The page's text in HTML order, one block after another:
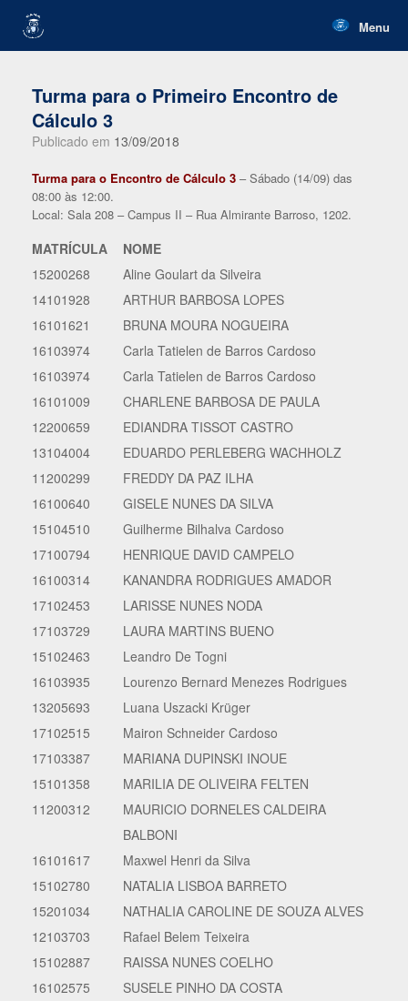
content
Menu
Turma para o Primeiro Encontro de
Cálculo 3
Publicado em 13/09/2018
Turma para o Encontro de Cálculo 3 – Sábado (14/09) das
08:00 às 12:00.
Local: Sala 208 – Campus II – Rua Almirante Barroso, 1202.
MATRÍCULA
NOME
15200268
Aline Goulart da Silveira
14101928
ARTHUR BARBOSA LOPES
16101621
BRUNA MOURA NOGUEIRA
16103974
Carla Tatielen de Barros Cardoso
16103974
Carla Tatielen de Barros Cardoso
16101009
CHARLENE BARBOSA DE PAULA
12200659
EDIANDRA TISSOT CASTRO
13104004
EDUARDO PERLEBERG WACHHOLZ
11200299
FREDDY DA PAZ ILHA
16100640
GISELE NUNES DA SILVA
15104510
Guilherme Bilhalva Cardoso
17100794
HENRIQUE DAVID CAMPELO
16100314
KANANDRA RODRIGUES AMADOR
17102453
LARISSE NUNES NODA
17103729
LAURA MARTINS BUENO
15102463
Leandro De Togni
16103935
Lourenzo Bernard Menezes Rodrigues
13205693
Luana Uszacki Krüger
17102515
Mairon Schneider Cardoso
17103387
MARIANA DUPINSKI INOUE
15101358
MARILIA DE OLIVEIRA FELTEN
11200312
MAURICIO DORNELES CALDEIRA
BALBONI
16101617
Maxwel Henri da Silva
15102780
NATALIA LISBOA BARRETO
15201034
NATHALIA CAROLINE DE SOUZA ALVES
12103703
Rafael Belem Teixeira
15102887
RAISSA NUNES COELHO
16102575
SUSELE PINHO DA COSTA